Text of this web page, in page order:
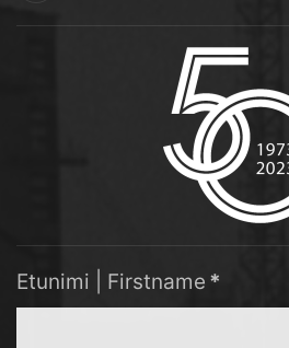
Etunimi | Firstname *